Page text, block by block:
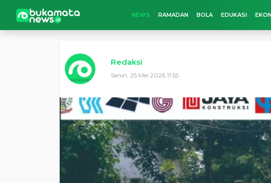
NEWS RAMADAN BOLA EDUKASI
Redaksi
Senin, 25 Mei 2026 11:55